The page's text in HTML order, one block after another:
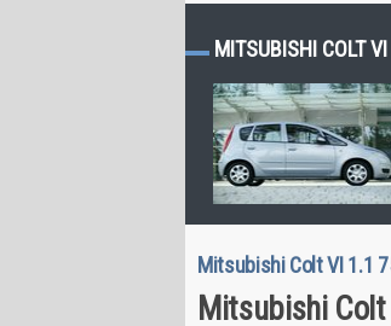
MITSUBISHI COLT
Mitsubishi Colt VI 1.1
Mitsubishi Colt